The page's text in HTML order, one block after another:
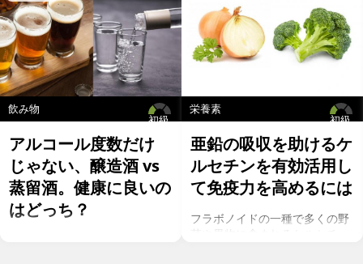
初級
飲み物
アルコール度数だけ
じゃない、醸造酒 vs
蒸留酒。健康に良いの
はどっち？
初級
栄養素
亜鉛の吸収を助けるケ
ルセチンを有効活用し
て免疫力を高めるには
フラボノイドの一種で多くの野
菜や果物に含まれるケルセチ